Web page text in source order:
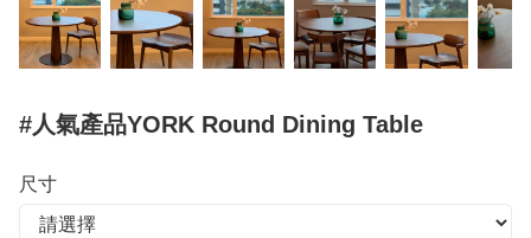
#人氣產品YORK Round Dining Table
尺寸